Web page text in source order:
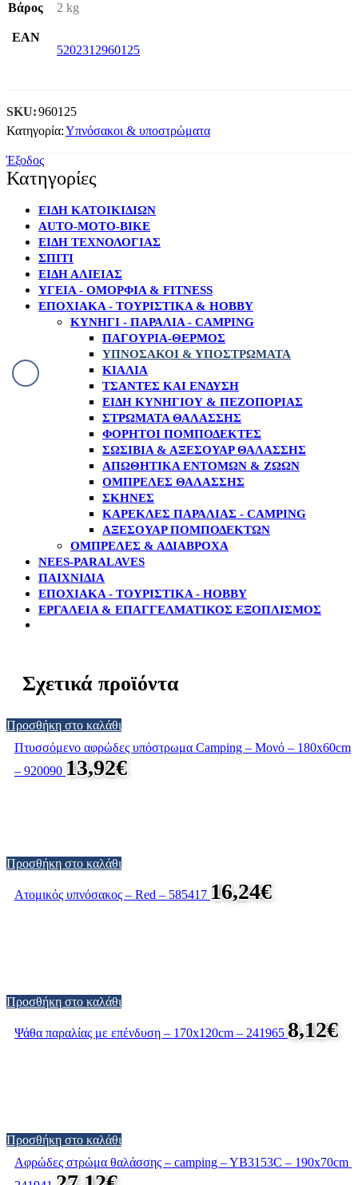
Βάρος 2 kg
EAN
5202312960125
SKU:960125
Κατηγορία:Υπνόσακοι & υποστρώματα
Έξοδος
Κατηγορίες
ΕΙΔΗ ΚΑΤΟΙΚΙΔΙΩΝ
AUTO-MOTO-BIKE
ΕΙΔΗ ΤΕΧΝΟΛΟΓΙΑΣ
ΣΠΙΤΙ
ΕΙΔΗ ΑΛΙΕΙΑΣ
ΥΓΕΙΑ - ΟΜΟΡΦΙΑ & FITNESS
ΕΠΟΧΙΑΚΑ - ΤΟΥΡΙΣΤΙΚΑ & HOBBY
ΚΥΝΉΓΙ - ΠΑΡΑΛΊΑ - CAMPING
ΠΑΓΟΎΡΙΑ-ΘΕΡΜΌΣ
ΥΠΝΌΣΑΚΟΙ & ΥΠΟΣΤΡΏΜΑΤΑ
ΚΙΆΛΙΑ
ΤΣΆΝΤΕΣ ΚΑΙ ΈΝΔΥΣΗ
ΕΊΔΗ ΚΥΝΗΓΙΟΎ & ΠΕΖΟΠΟΡΊΑΣ
ΣΤΡΏΜΑΤΑ ΘΑΛΆΣΣΗΣ
ΦΟΡΗΤΟΊ ΠΟΜΠΟΔΈΚΤΕΣ
ΣΩΣΊΒΙΑ & ΑΞΕΣΟΥΆΡ ΘΑΛΆΣΣΗΣ
ΑΠΩΘΗΤΙΚΆ ΕΝΤΌΜΩΝ & ΖΏΩΝ
ΟΜΠΡΈΛΕΣ ΘΑΛΆΣΣΗΣ
ΣΚΗΝΈΣ
ΚΑΡΈΚΛΕΣ ΠΑΡΑΛΊΑΣ - CAMPING
ΑΞΕΣΟΥΆΡ ΠΟΜΠΟΔΕΚΤΏΝ
ΟΜΠΡΈΛΕΣ & ΑΔΙΆΒΡΟΧΑ
NEES-PARALAVES
ΠΑΙΧΝΙΔΙΑ
ΕΠΟΧΙΑΚΑ - ΤΟΥΡΙΣΤΙΚΑ - HOBBY
ΕΡΓΑΛΕΙΑ & ΕΠΑΓΓΕΛΜΑΤΙΚΟΣ ΕΞΟΠΛΙΣΜΟΣ
Σχετικά προϊόντα
Προσθήκη στο καλάθι
Πτυσσόμενο αφρώδες υπόστρωμα Camping – Μονό – 180x60cm
– 920090 13,92€
Προσθήκη στο καλάθι
Ατομικός υπνόσακος – Red – 585417 16,24€
Προσθήκη στο καλάθι
Ψάθα παραλίας με επένδυση – 170x120cm – 241965 8,12€
Προσθήκη στο καλάθι
Αφρώδες στρώμα θαλάσσης – camping – YB3153C – 190x70cm –